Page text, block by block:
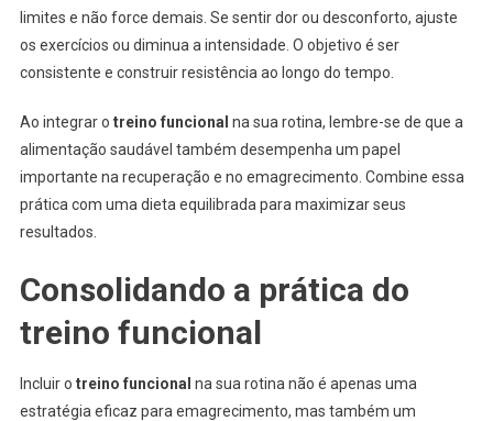
limites e não force demais. Se sentir dor ou desconforto, ajuste
os exercícios ou diminua a intensidade. O objetivo é ser
consistente e construir resistência ao longo do tempo.
Ao integrar o treino funcional na sua rotina, lembre-se de que a
alimentação saudável também desempenha um papel
importante na recuperação e no emagrecimento. Combine essa
prática com uma dieta equilibrada para maximizar seus
resultados.
Consolidando a prática do
treino funcional
Incluir o treino funcional na sua rotina não é apenas uma
estratégia eficaz para emagrecimento, mas também um